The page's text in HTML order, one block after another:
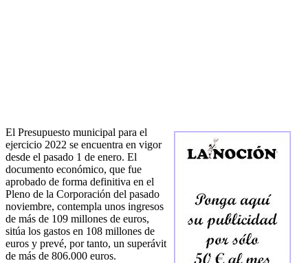
El Presupuesto municipal para el
ejercicio 2022 se encuentra en vigor
desde el pasado 1 de enero. El
documento económico, que fue
aprobado de forma definitiva en el
Pleno de la Corporación del pasado
noviembre, contempla unos ingresos
de más de 109 millones de euros,
sitúa los gastos en 108 millones de
euros y prevé, por tanto, un superávit
de más de 806.000 euros.